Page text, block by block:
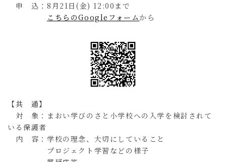
申 込：8月21日(金) 12:00まで
こちらのGoogleフォームから
【共 通】
対 象：まおい学びのさと小学校への入学を検討されて
いる保護者
内 容：学校の理念、大切にしていること
プロジェクト学習などの様子